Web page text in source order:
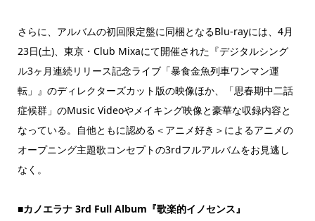
さらに、アルバムの初回限定盤に同梱となるBlu-rayには、4月
23日(土)、東京・Club Mixaにて開催された『デジタルシング
ル3ヶ月連続リリース記念ライブ「暴食金魚列車ワンマン運
転」』のディレクターズカット版の映像ほか、「思春期中二話
症候群」のMusic Videoやメイキング映像と豪華な収録内容と
なっている。自他ともに認める＜アニメ好き＞によるアニメの
オープニング主題歌コンセプトの3rdフルアルバムをお見逃し
なく。
■カノエラナ 3rd Full Album『歌楽的イノセンス』